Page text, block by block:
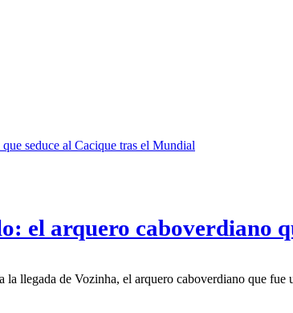
el arquero caboverdiano
la llegada de Vozinha, el arquero caboverdiano que fue